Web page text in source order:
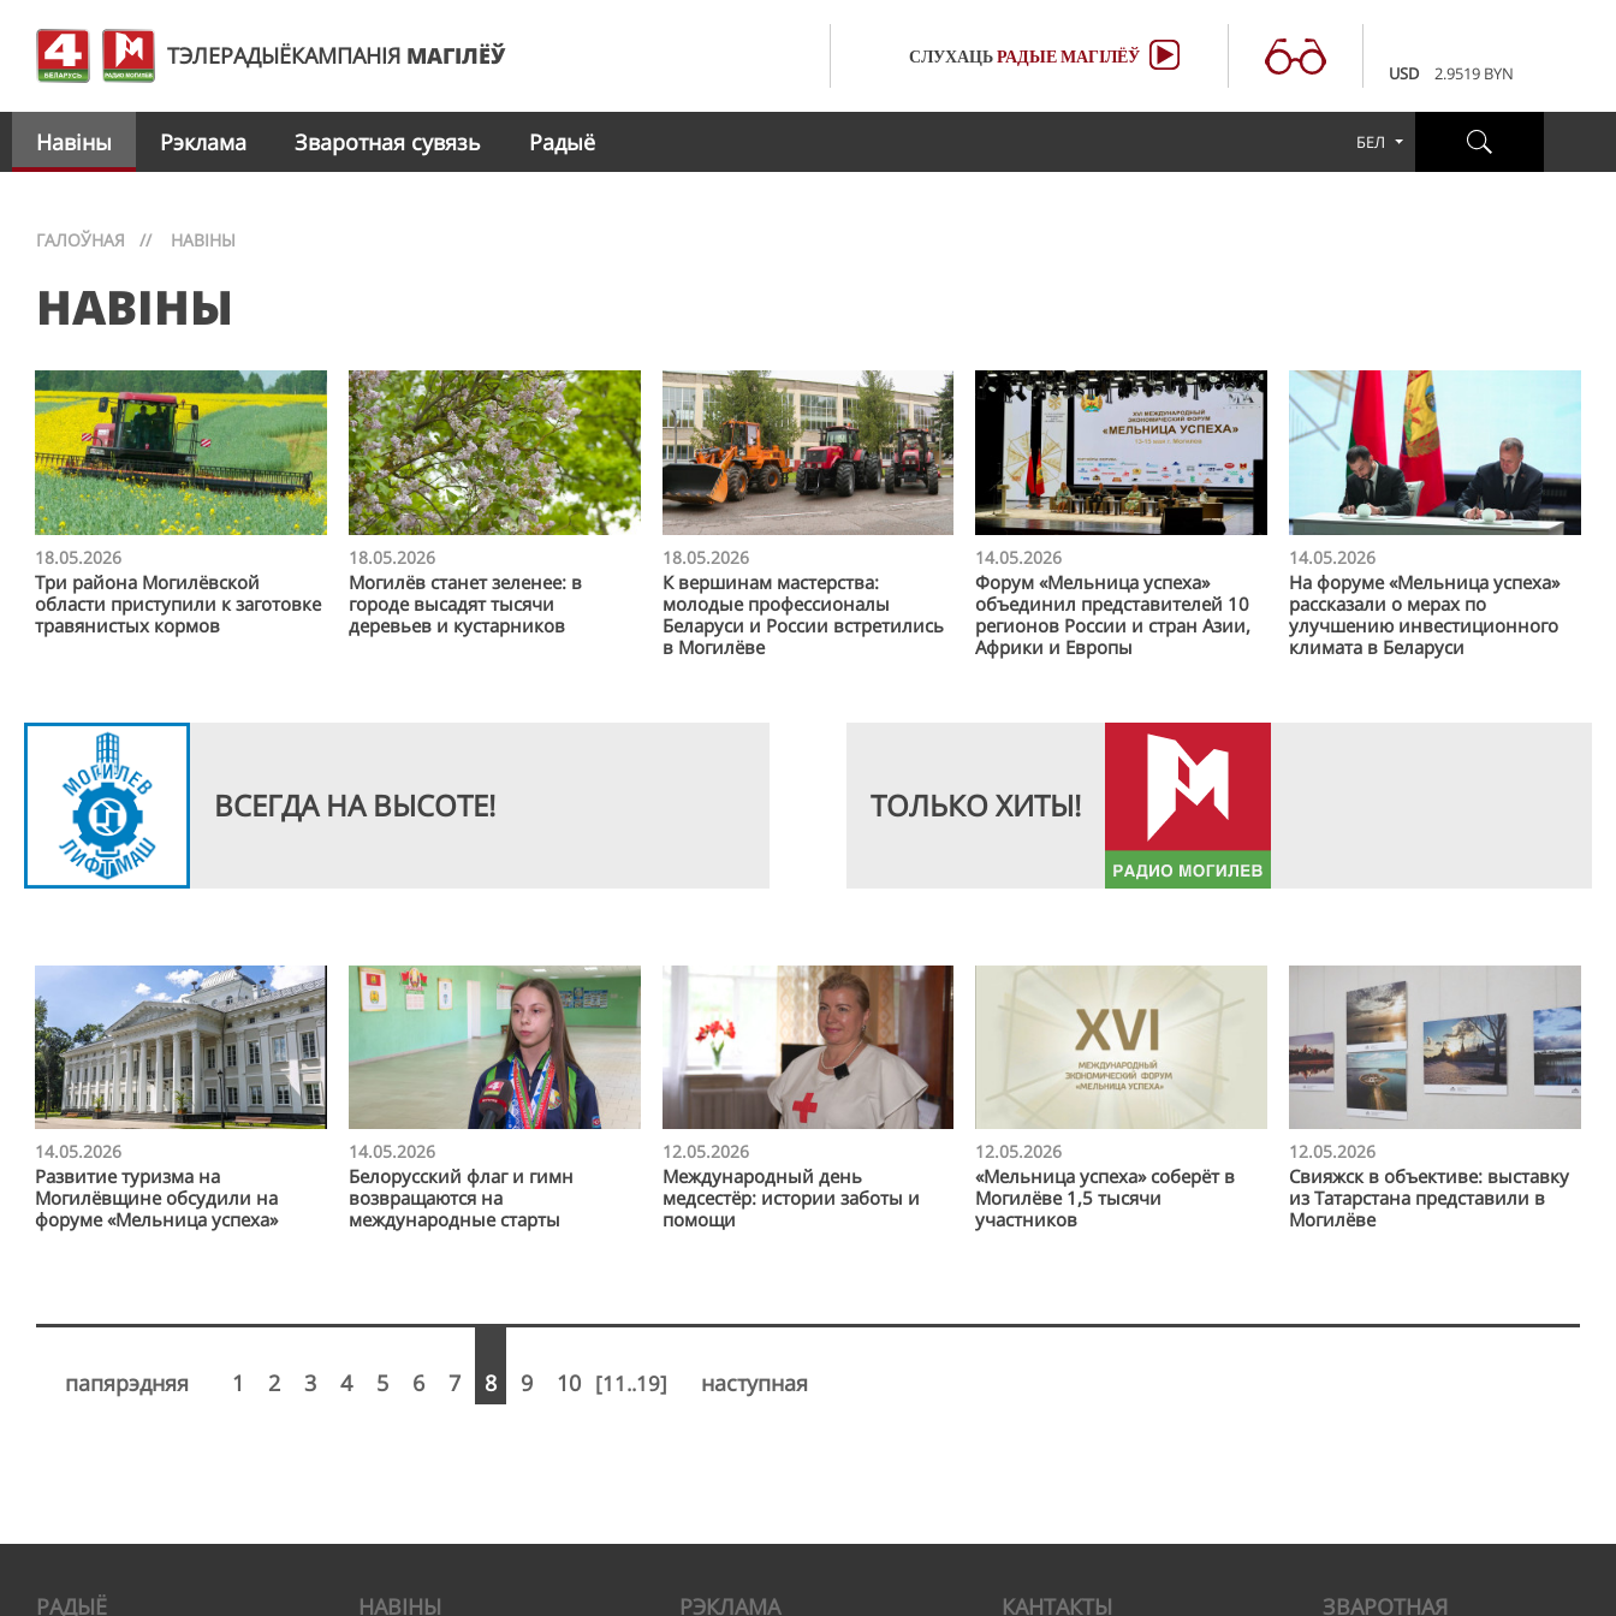
ТЭЛЕРАДЫЁКАМПАНІЯ МАГІЛЁЎ СЛУХАЦЬРАДЫЕМАГІЛЁЎ
USD
2.9519 BYN
3.4231 BYN
2.9519 BYN
Навіны Рэклама Зваротная сувязь Радыё БЕЛ
ГАЛОЎНАЯ // НАВІНЫ
НАВІНЫ
18.05.2026
Три района Могилёвской
области приступили к заготовке
травянистых кормов
18.05.2026
Могилёв станет зеленее: в
городе высадят тысячи
деревьев и кустарников
18.05.2026
К вершинам мастерства:
молодые профессионалы
Беларуси и России встретились
в Могилёве
14.05.2026
Форум «Мельница успеха»
объединил представителей 10
регионов России и стран Азии,
Африки и Европы
14.05.2026
На форуме «Мельница успеха»
рассказали о мерах по
улучшению инвестиционного
климата в Беларуси
ВСЕГДА НА ВЫСОТЕ! ТОЛЬКО ХИТЫ!
14.05.2026
Развитие туризма на
Могилёвщине обсудили на
форуме «Мельница успеха»
14.05.2026
Белорусский флаг и гимн
возвращаются на
международные старты
12.05.2026
Международный день
медсестёр: истории заботы и
помощи
12.05.2026
«Мельница успеха» соберёт в
Могилёве 1,5 тысячи
участников
12.05.2026
Свияжск в объективе: выставку
из Татарстана представили в
Могилёве
папярэдняя 1 2 3 4 5 6 7 8 9 10 [11..19] наступная
РАДЫЁ НАВІНЫ РЭКЛАМА КАНТАКТЫ ЗВАРОТНАЯ